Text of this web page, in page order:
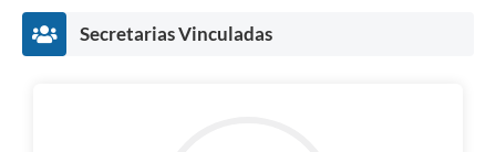
Secretarias Vinculadas